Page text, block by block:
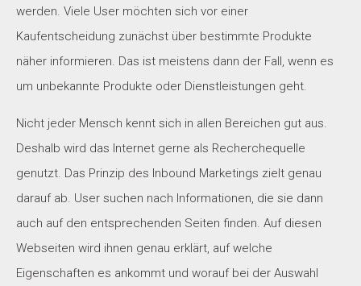
werden. Viele User möchten sich vor einer
Kaufentscheidung zunächst über bestimmte Produkte
näher informieren. Das ist meistens dann der Fall, wenn es
um unbekannte Produkte oder Dienstleistungen geht.
Nicht jeder Mensch kennt sich in allen Bereichen gut aus.
Deshalb wird das Internet gerne als Recherchequelle
genutzt. Das Prinzip des Inbound Marketings zielt genau
darauf ab. User suchen nach Informationen, die sie dann
auch auf den entsprechenden Seiten finden. Auf diesen
Webseiten wird ihnen genau erklärt, auf welche
Eigenschaften es ankommt und worauf bei der Auswahl